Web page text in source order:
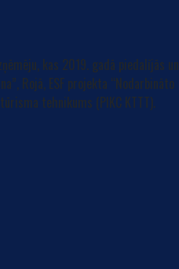
kas 2019. gadā piedalījās un
Rojā, ESF projekta “Nodarbināto
tehnikums (PIKC KTTT).